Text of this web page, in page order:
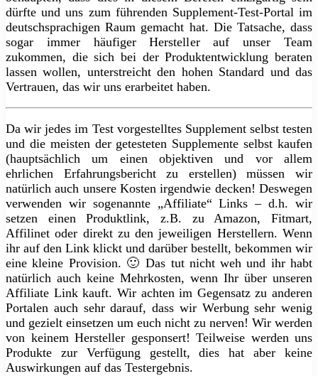
dürfte und uns zum führenden Supplement-Test-Portal im
deutschsprachigen Raum gemacht hat. Die Tatsache, dass
sogar immer häufiger Hersteller auf unser Team
zukommen, die sich bei der Produktentwicklung beraten
lassen wollen, unterstreicht den hohen Standard und das
Vertrauen, das wir uns erarbeitet haben.
Da wir jedes im Test vorgestelltes Supplement selbst testen
und die meisten der getesteten Supplemente selbst kaufen
(hauptsächlich um einen objektiven und vor allem
ehrlichen Erfahrungsbericht zu erstellen) müssen wir
natürlich auch unsere Kosten irgendwie decken! Deswegen
verwenden wir sogenannte „Affiliate“ Links – d.h. wir
setzen einen Produktlink, z.B. zu Amazon, Fitmart,
Affilinet oder direkt zu den jeweiligen Herstellern. Wenn
ihr auf den Link klickt und darüber bestellt, bekommen wir
eine kleine Provision. 🙂 Das tut nicht weh und ihr habt
natürlich auch keine Mehrkosten, wenn Ihr über unseren
Affiliate Link kauft. Wir achten im Gegensatz zu anderen
Portalen auch sehr darauf, dass wir Werbung sehr wenig
und gezielt einsetzen um euch nicht zu nerven! Wir werden
von keinem Hersteller gesponsert! Teilweise werden uns
Produkte zur Verfügung gestellt, dies hat aber keine
Auswirkungen auf das Testergebnis.